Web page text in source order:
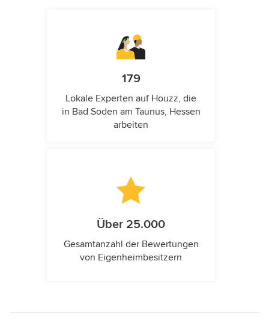
179
Lokale Experten auf Houzz, die
in Bad Soden am Taunus, Hessen
arbeiten
Über 25.000
Gesamtanzahl der Bewertungen
von Eigenheimbesitzern